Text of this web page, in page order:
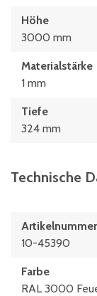
Höhe
3000 mm
Materialstärke
1 mm
Tiefe
324 mm
Technische
Artikelnummer
10-45390
Farbe
RAL 3000